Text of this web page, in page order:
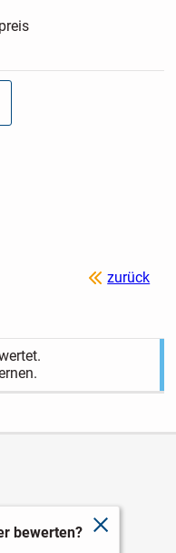
Klettverschluss
individuell in der
zurück
schließen
bewerten?